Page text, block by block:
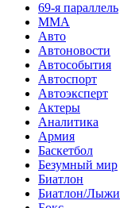
69-я параллель
MMA
Авто
Автоновости
Автособытия
Автоспорт
Автоэксперт
Актеры
Аналитика
Армия
Баскетбол
Безумный мир
Биатлон
Биатлон/Лыжи